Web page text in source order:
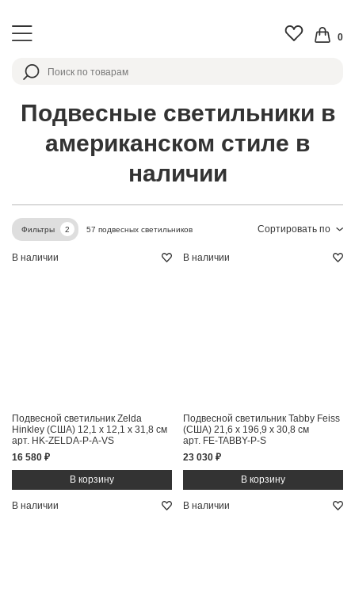
0
Подвесные светильники в
американском стиле в
наличии
Сортировать по
Фильтры 2 57 подвесных светильников
В наличии
Подвесной светильник Zelda
Hinkley (США) 12,1 x 12,1 x 31,8 см
арт. HK-ZELDA-P-A-VS
16 580 ₽
В наличии
Подвесной светильник Tabby Feiss
(США) 21,6 x 196,9 x 30,8 см
арт. FE-TABBY-P-S
23 030 ₽
В наличии В наличии